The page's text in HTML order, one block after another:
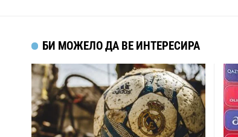
БИ МОЖЕЛО ДА ВЕ ИНТЕРЕСИРА